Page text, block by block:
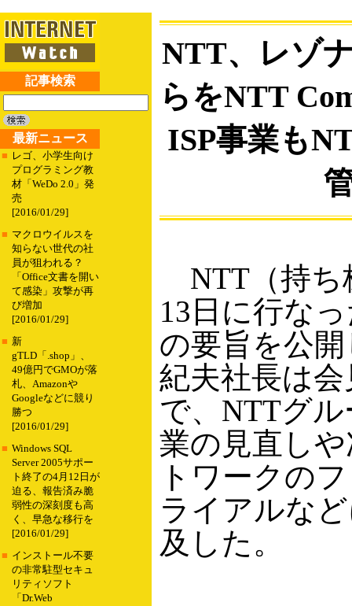
記事検索
最新ニュース
■ レゴ、小学生向け
プログラミング教
材「WeDo 2.0」発
売
[2016/01/29]
■ マクロウイルスを
知らない世代の社
員が狙われる？
「Office文書を開い
て感染」攻撃が再
び増加
[2016/01/29]
■ 新
gTLD「.shop」、
49億円でGMOが落
札、Amazonや
Googleなどに競り
勝つ
[2016/01/29]
■ Windows SQL
Server 2005サポー
ト終了の4月12日が
迫る、報告済み脆
弱性の深刻度も高
く、早急な移行を
[2016/01/29]
■ インストール不要
の非常駐型セキュ
リティソフト
「Dr.Web
NTT、レゾ
らをNTT
ISP事業も
NTT（持ち
13日に行な
の要旨を公
紀夫社長は
で、NTTグ
業の見直し
トワークの
ライアルな
及した。